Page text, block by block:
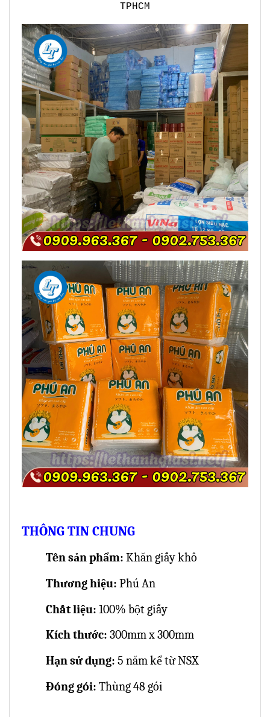
TPHCM
THÔNG TIN CHUNG
Tên sản phẩm: Khăn giấy khô
Thương hiệu: Phú An
Chất liệu: 100% bột giấy
Kích thước: 300mm x 300mm
Hạn sử dụng: 5 năm kể từ NSX
Đóng gói: Thùng 48 gói